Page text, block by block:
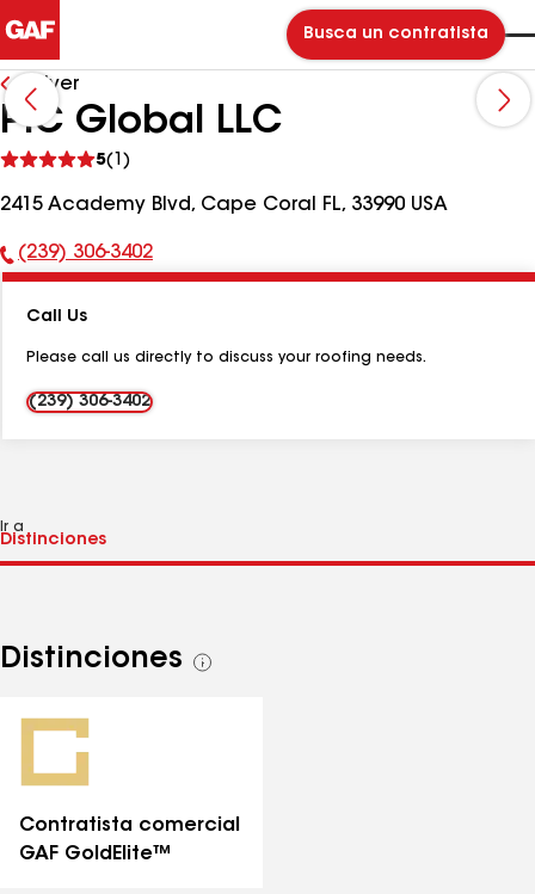
Busca un contratista
Volver
PIC Global LLC
5(1)
comentarios
2415 Academy Blvd, Cape Coral FL, 33990 USA
Número
teléfono:
(239) 306-3402
Call Us
Please call us directly to discuss your roofing needs.
(239) 306-3402
Ir a
Distinciones
Ver
Contratista comercial
GAF GoldElite™